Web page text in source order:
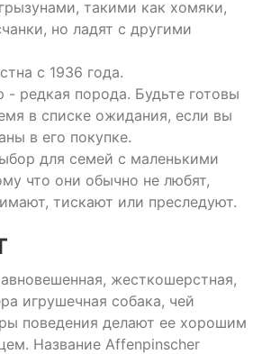
такими как хомяки,
но ладят с другими
с 1936 года.
- редкая порода. Будьте готовы
в списке ожидания, если вы
в его покупке.
для семей с маленькими
что они обычно не любят,
тискают или преследуют.
жесткошерстная,
игрушечная собака, чей
поведения делают ее хорошим
Название Affenpinscher